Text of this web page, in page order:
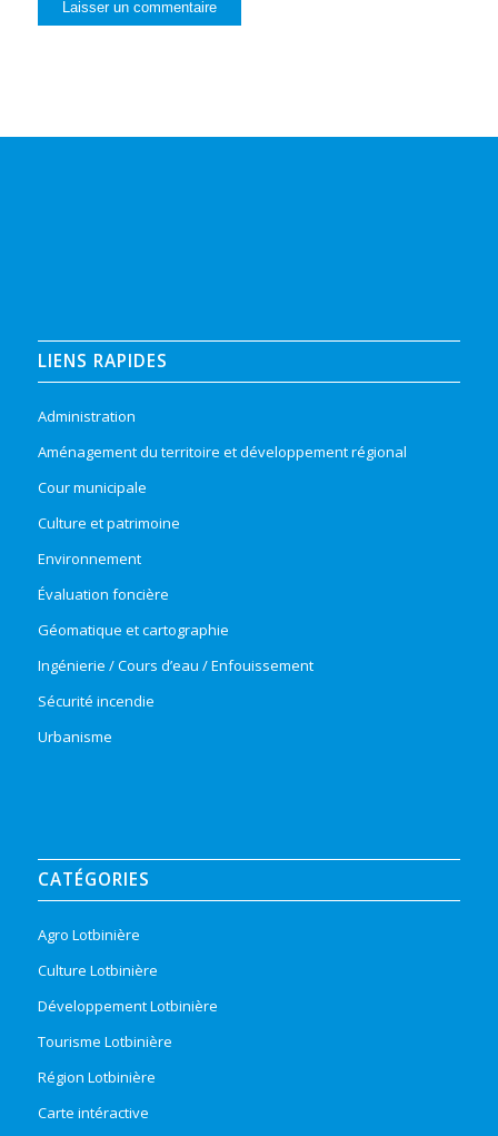
LIENS RAPIDES
Administration
Aménagement du territoire et développement régional
Cour municipale
Culture et patrimoine
Environnement
Évaluation foncière
Géomatique et cartographie
Ingénierie / Cours d’eau / Enfouissement
Sécurité incendie
Urbanisme
CATÉGORIES
Agro Lotbinière
Culture Lotbinière
Développement Lotbinière
Tourisme Lotbinière
Région Lotbinière
Carte intéractive